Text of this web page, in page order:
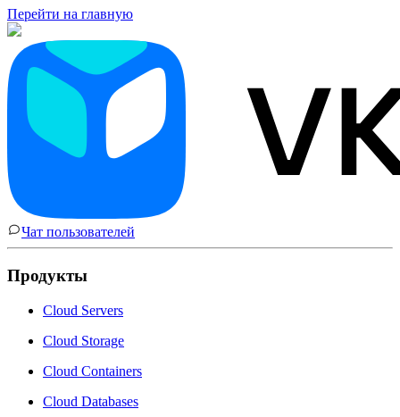
Перейти на главную
Чат пользователей
Продукты
Cloud Servers
Cloud Storage
Cloud Containers
Cloud Databases